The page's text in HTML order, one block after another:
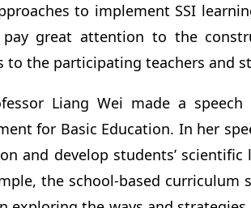
to implement SSI
pay great attention to the
to the participating teachers and
Liang Wei made a
for Basic Education. In her
and develop students’
the school-based